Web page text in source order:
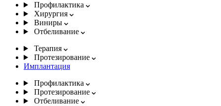
Профилактика
Хирургия
Виниры
Отбеливание
Терапия
Протезирование
Имплантация
Профилактика
Протезирование
Отбеливание